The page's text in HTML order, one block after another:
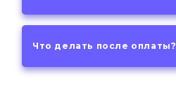
Что делать после оплаты?